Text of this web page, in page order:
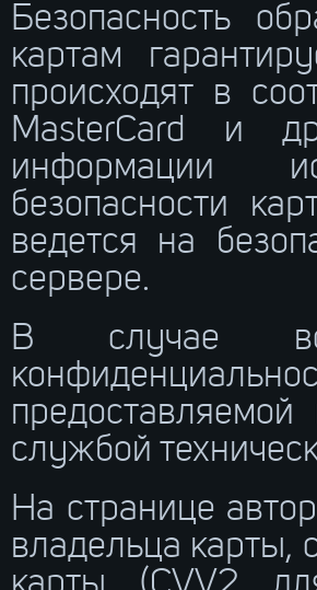
Безопасность
картам
происходят в
MasterCard и
информации
безопасности
ведется на
сервере.
В случае
службой
На странице
владельца карты,